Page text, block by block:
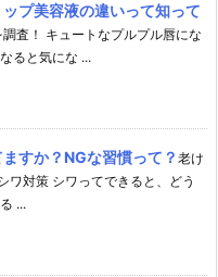
プ美容液の違いって知って
査！ キュートなプルプル唇にな
ると気にな ...
すか？NGな習慣って？ 老け
ワ対策 シワってできると、どう
...